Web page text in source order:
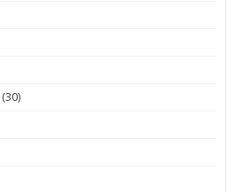
(30)